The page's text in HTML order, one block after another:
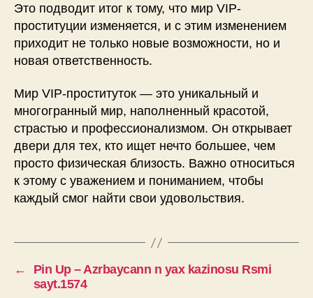
Это подводит итог к тому, что мир VIP-
проституции изменяется, и с этим изменением
приходит не только новые возможности, но и
новая ответственность.
Мир VIP-проституток — это уникальный и
многогранный мир, наполненный красотой,
страстью и профессионализмом. Он открывает
двери для тех, кто ищет нечто большее, чем
просто физическая близость. Важно относиться
к этому с уважением и пониманием, чтобы
каждый смог найти свои удовольствия.
←
Pin Up – Azrbaycann n yax kazinosu Rsmi
sayt.1574